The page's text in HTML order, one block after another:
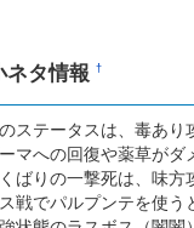
ネタ情報†
ステータスは、毒あり
マへの回復や薬草がダ
ばりの一撃死は、味方
戦でパルプンテを使う